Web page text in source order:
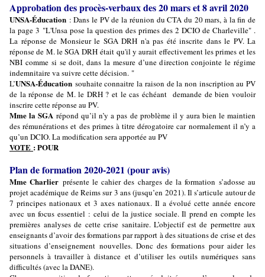
Approbation des procès-verbaux des 20 mars et 8 avril 2020
UNSA-Éducation : Dans le PV de la réunion du CTA du 20 mars, à la fin de
la page 3 "L'Unsa pose la question des primes des 2 DCIO de Charleville" .
La réponse de Monsieur le SGA DRH n'a pas été inscrite dans le PV. La
réponse de M. le SGA DRH était qu'il y aurait effectivement les primes et les
NBI comme si se doit, dans la mesure d’une direction conjointe le régime
indemnitaire va suivre cette décision. "
L’UNSA-Éducation souhaite connaitre la raison de la non inscription au PV
de la réponse de M. le DRH ? et le cas échéant demande de bien vouloir
inscrire cette réponse au PV.
Mme la SGA répond qu’il n’y a pas de problème il y aura bien le maintien
des rémunérations et des primes à titre dérogatoire car normalement il n’y a
qu’un DCIO. La modification sera apportée au PV
VOTE : POUR
Plan de formation 2020-2021 (pour avis)
Mme Charlier présente le cahier des charges de la formation s’adosse au
projet académique de Reims sur 3 ans (jusqu’en 2021). Il s’articule autour de
7 principes nationaux et 3 axes nationaux. Il a évolué cette année encore
avec un focus essentiel : celui de la justice sociale. Il prend en compte les
premières analyses de cette crise sanitaire. L’objectif est de permettre aux
enseignants d’avoir des formations par rapport à des situations de crise et des
situations d’enseignement nouvelles. Donc des formations pour aider les
personnels à travailler à distance et d’utiliser les outils numériques sans
difficultés (avec la DANE).